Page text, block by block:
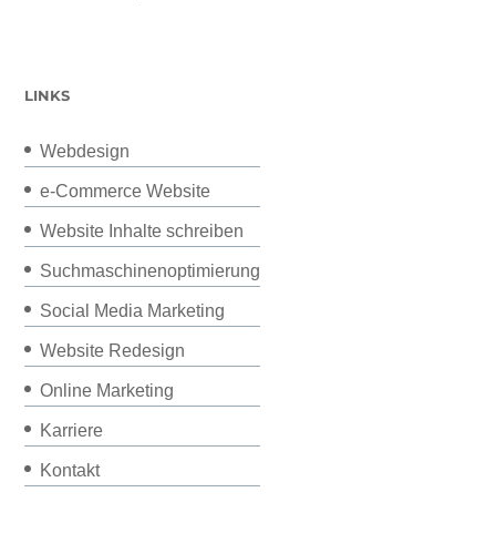
LINKS
Webdesign
e-Commerce Website
Website Inhalte schreiben
Suchmaschinenoptimierung
Social Media Marketing
Website Redesign
Online Marketing
Karriere
Kontakt